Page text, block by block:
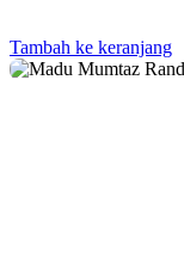
Tambah ke keranjang